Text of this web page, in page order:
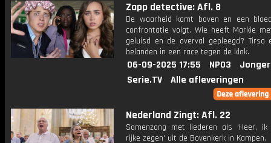
Zapp detective: Afl. 8
De waarheid komt boven en een
confrontatie volgt. Wie heeft Markie
geluisd en de overval gepleegd? Tirsa
belanden in een race tegen de klok.
06-09-2025 17:55 NPO3
Serie.TV
Alle afleveringen
Nederland Zingt: Afl. 22
Samenzang met liederen als 'Heer,
rijke zegen' uit de Bovenkerk in Kampen.